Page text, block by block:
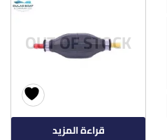
OUT OF STOCK
قراءة المزيد